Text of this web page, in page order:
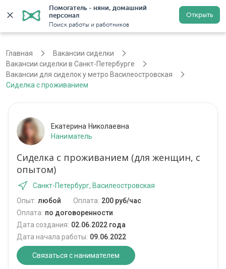
Помогатель - няни, домашний
персонал
Поиск работы и работников
Открыть
Санкт-Петербург Регистрация
Главная
Вакансии сиделки
Вакансии сиделки в Санкт-Петербурге
Вакансии для сиделок у метро Василеостровская
Сиделка с проживанием
Екатерина Николаевна
Наниматель
Сиделка с проживанием (для женщин, с
опытом)
Санкт-Петербург, Василеостровская
Опыт: любой Оплата: 200 руб/час
Оплата: по договоренности
Дата создания: 02.06.2022 года
Дата начала работы: 09.06.2022
Связаться с нанимателем